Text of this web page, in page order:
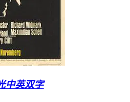
中英双字